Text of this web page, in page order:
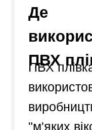
тріскається на
Прозора плівка
фірми Achilles
відбивання
а робоча
-45/+70 °С.Маємо